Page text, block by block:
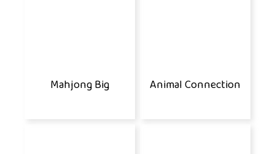
Mahjong Big Animal Connection